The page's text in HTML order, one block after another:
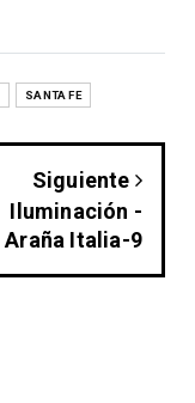
SANTA FE
Siguiente
Iluminación -
Araña Italia-9